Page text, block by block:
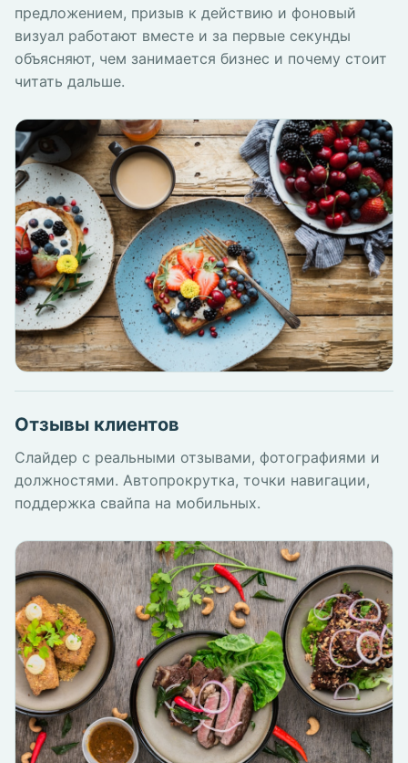
предложением, призыв к действию и фоновый
визуал работают вместе и за первые секунды
объясняют, чем занимается бизнес и почему стоит
читать дальше.
Отзывы клиентов
Слайдер с реальными отзывами, фотографиями и
должностями. Автопрокрутка, точки навигации,
поддержка свайпа на мобильных.